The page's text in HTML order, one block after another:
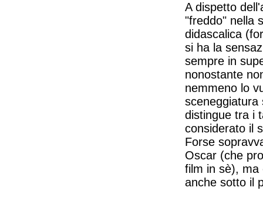
A dispetto
"freddo" nella
didascalica
si ha la
sempre in
nonostante
nemmeno lo
sceneggiatura
distingue tra i
considerato il
Forse
Oscar (che
film in sè), ma
anche sotto il